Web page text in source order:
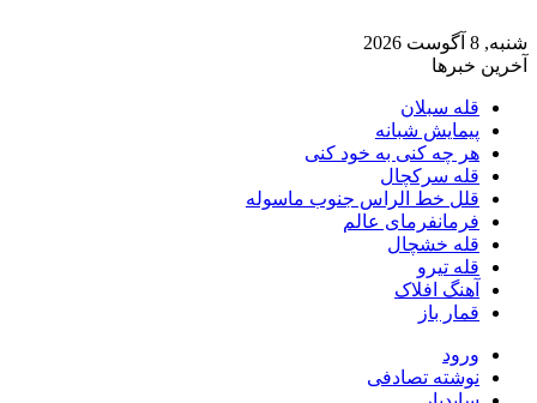
شنبه, 8 آگوست 2026
آخرین خبرها
قله سبلان
پیمایش شبانه
هر چه کنی به خود کنی
قله سرکچال
قلل خط الراس جنوب ماسوله
فرمانفرمای عالم
قله خشچال
قله تیرو
آهنگ افلاک
قمار باز
ورود
نوشته تصادفی